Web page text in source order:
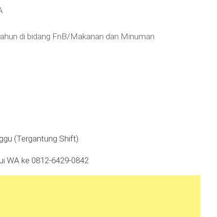
di bidang FnB/Makanan dan Minuman
(Tergantung Shift)
WA ke 0812-6429-0842